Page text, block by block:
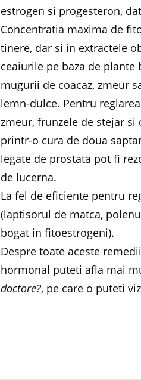
estrogen si progesteron,
Concentratia maxima de
tinere, dar si in extractele
ceaiurile pe baza de
mugurii de coacaz, zmeur
lemn-dulce. Pentru
zmeur, frunzele de stejar
printr-o cura de doua
legate de prostata pot fi
de lucerna.
La fel de eficiente pentru
(laptisorul de matca,
bogat in fitoestrogeni).
Despre toate aceste
hormonal puteti afla mai
doctore?, pe care o puteti